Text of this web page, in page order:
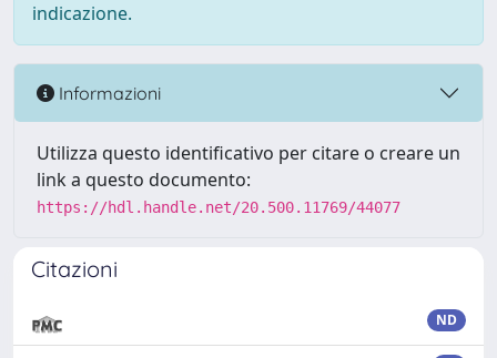
indicazione.
Informazioni
Utilizza questo identificativo per citare o creare un
link a questo documento:
https://hdl.handle.net/20.500.11769/44077
Citazioni
ND